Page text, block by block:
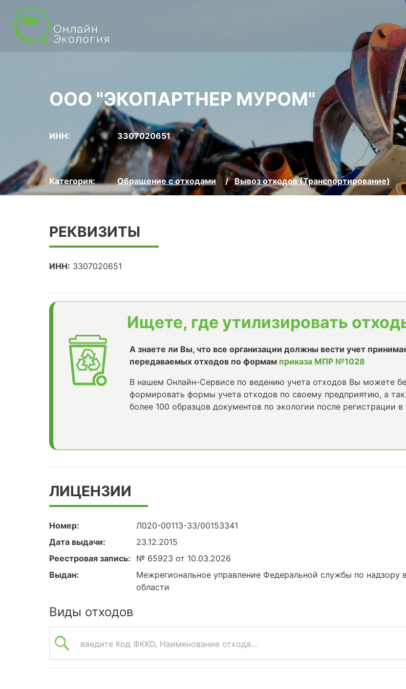
ООО "ЭКОПАРТНЕР МУРОМ"
ИНН: 3307020651
Категория: Обращение с отходами Вывоз отходов (Транспортирование)
РЕКВИЗИТЫ
ИНН: 3307020651
Ищете, где утилизировать
А знаете ли Вы, что все организации должны вести учет
передаваемых отходов по формам приказа МПР №1028
В нашем Онлайн-Сервисе по ведению учета отходов Вы можете
формировать формы учета отходов по своему предприятию, а
более 100 образцов документов по экологии после регистрации в
ЛИЦЕНЗИИ
Номер:
Л020-00113-33/00153341
Дата выдачи:
23.12.2015
Реестровая запись:
№ 65923 от 10.03.2026
Выдан:
Межрегиональное управление Федеральной службы по
области
Виды отходов
введите Код ФККО, Наименование отхода...